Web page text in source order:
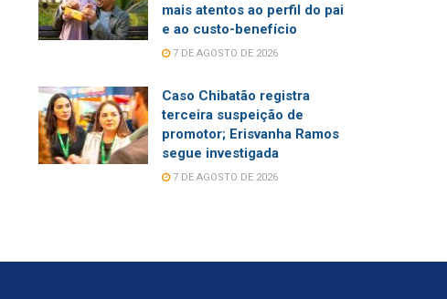
mais atentos ao perfil do pai
e ao custo-benefício
7 DE AGOSTO DE 2026
Caso Chibatão registra
terceira suspeição de
promotor; Erisvanha Ramos
segue investigada
7 DE AGOSTO DE 2026